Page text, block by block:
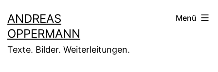
Inhalt
springen
ANDREAS
OPPERMANN
Texte. Bilder. Weiterleitungen.
Menü